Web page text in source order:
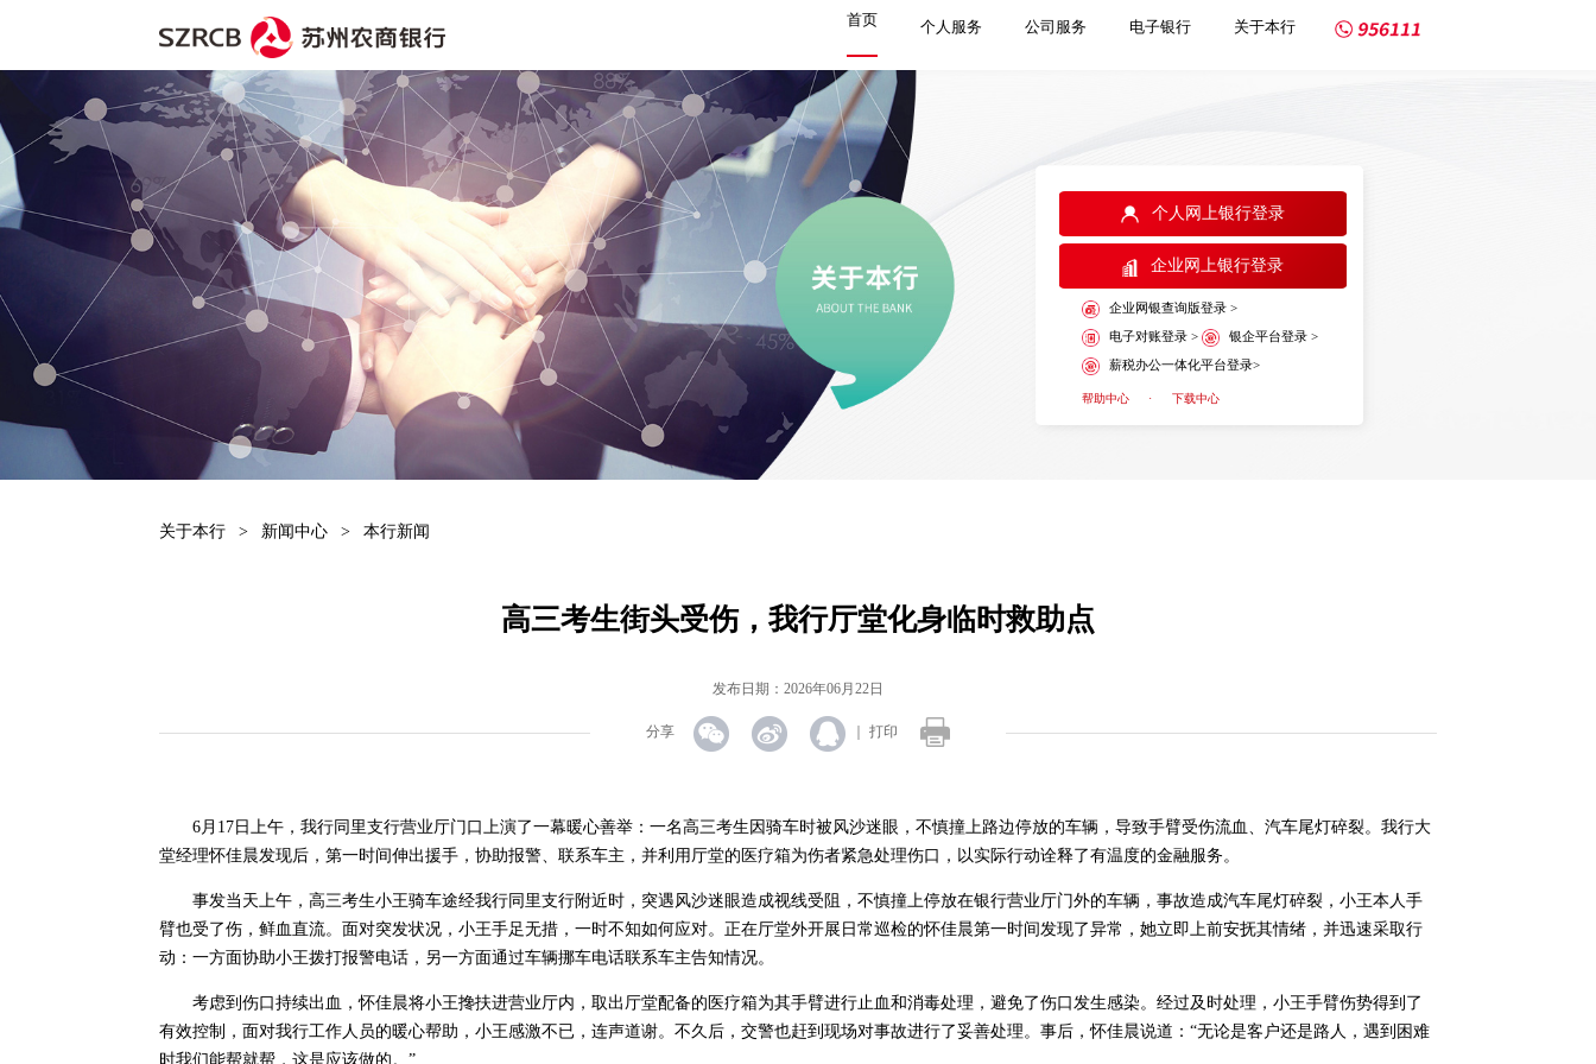
首页 个人服务 公司服务 电子银行 关于本行
个人网上银行登录
企业网上银行登录
企业网银查询版登录 >
电子对账登录 > 银企平台登录 >
薪税办公一体化平台登录>
帮助中心 · 下载中心
首页 > 文章详细页面
关于本行 > 新闻中心 > 本行新闻
高三考生街头受伤，我行厅堂化身临时救助点
发布日期：2026年06月22日
分享 ｜ 打印
6月17日上午，我行 同里支行营业厅门口上演了一幕暖心善举：一名高三考生 因骑车时被风沙迷眼，不慎撞上路边停放的车辆，导致手臂受伤流血、汽车尾灯碎裂。我行大
堂经理怀佳晨发现后，第一时间伸出援手，协助报警、联系车主，并利用厅堂的医疗箱为伤者紧急处理伤口，以实际行动诠释了有温度的金融服务。
事发当天上午，高三考生小王骑车途经我行 同里支行附近时，突遇风沙迷眼造成视线受阻，不慎撞上停放在银行营业厅门外的车辆，事故造成汽车尾灯碎裂，小王本人手
臂也受了伤，鲜血直流。面对突发状况，小王手足无措，一时不知如何应对。正在厅堂外开展日常巡检的怀佳晨第一时间发现了异常，她立即上前安抚其情绪，并迅速采取行
动：一方面协助小王拨打报警电话，另一方面通过车辆挪车电话联系车主告知情况。
考虑到伤口持续出血，怀佳晨将小王搀扶进营业厅内，取出厅堂配备的医疗箱为其手臂进行止血和消毒处理，避免了伤口发生感染。经过及时处理，小王手臂伤势得到了
有效控制，面对我行工作人员的暖心帮助，小王感激不已，连声道谢。不久后，交警也赶到现场对事故进行了妥善处理。事后，怀佳晨说道：“无论是客户还是路人，遇到困难
时我们能帮就帮，这是应该做的。”